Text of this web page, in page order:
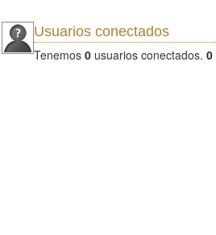
Usuarios conectados
Tenemos 0 usuarios conectados. 0